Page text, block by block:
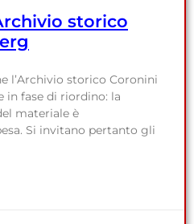
storico
l’Archivio storico Coronini
in fase di riordino: la
materiale è
Si invitano pertanto gli